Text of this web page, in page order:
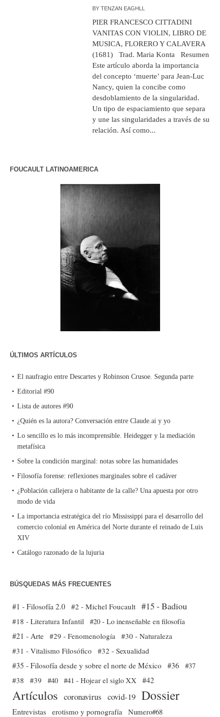
BYTENZAN EAGHLL
PIER FRANCESCO CITTADINI
VANITAS CON VIOLIN, LIBRO DE
MUSICA, FLORERO Y CALAVERA
(1681) Trad. Maria Konta Resumen
Este artículo aborda la importancia
del concepto ‘muerte’ para Jean-Luc
Nancy, quien la concibe como
desdoblamiento de la singularidad.
Un tipo de espaciamiento que separa
y une las singularidades a través de su
relación. Así como...
FOUCAULT LATINOAMERICA
ÚLTIMOS ARTÍCULOS
El naufragio entre Descartes y Robinson Crusoe. Segunda parte
Editorial #90
Lista de autores #90
¿Quién es la autora? Conversación entre Claude.ai y yo
Lo sencillo es lo más incomprensible. Heidegger y la mediación
metafísica
Sobre la condición marginal: notas sobre las humanidades
Filosofía forense: reflexiones marginales sobre el cadáver
¿Población callejera o habitante de la calle? Una apuesta por otro
modo de vida
La importancia estratégica del río Mississippi para el desarrollo del
comercio colonial en América del Norte durante el reinado de Luis
XIV
Catálogo razonado de la lujuria
BÚSQUEDAS MÁS FRECUENTES
#1 - Filosofía 2.0 #2 - Michel Foucault #15 - Badiou
#18 - Literatura Infantil #20 - Lo inenseñable en filosofía
#21 - Arte #29 - Fenomenología
#30 - Naturaleza
#31 - Vitalismo Filosófico
#32 - Sexualidad
#35 - Filosofía desde y sobre el norte de México #36 #37
#38
#39 #40 #41 - Hojear el siglo XX #42
Artículos coronavirus covid-19 Dossier
Entrevistas erotismo y pornografía
Numero#68